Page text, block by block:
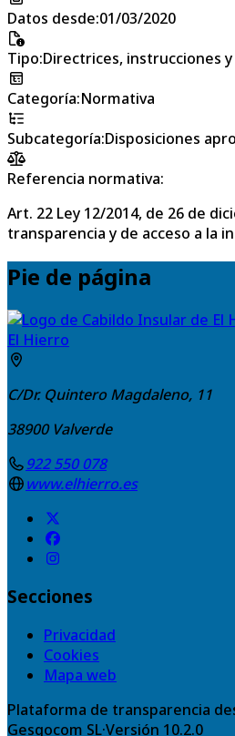
Datos desde:01/03/2020
Tipo:Directrices, instrucciones
Categoría:Normativa
Subcategoría:Disposiciones
Referencia normativa:
Art. 22 Ley 12/2014, de 26 de
transparencia y de acceso a la
Pie de página
El Hierro
C/Dr. Quintero Magdaleno, 11
38900 Valverde
922 550 078
www.elhierro.es
Secciones
Privacidad
Cookies
Mapa web
Plataforma de transparencia
Gesgocom SL·Versión 10.2.0